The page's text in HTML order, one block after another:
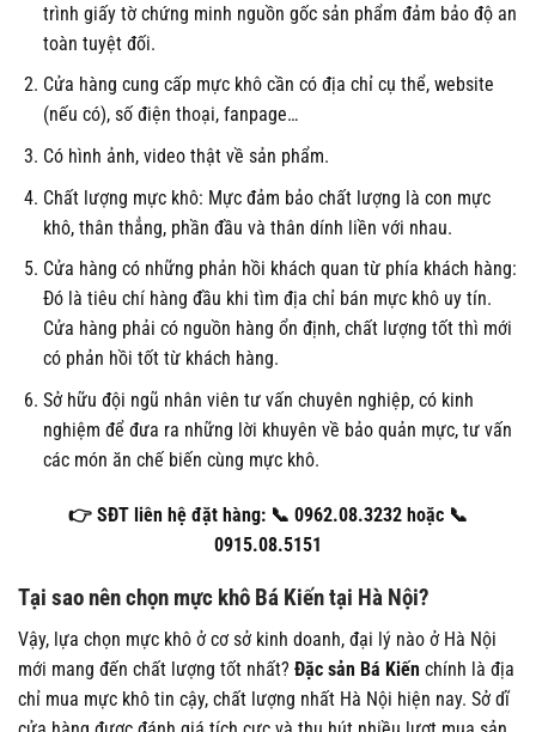
trình giấy tờ chứng minh nguồn gốc sản phẩm đảm bảo độ an
toàn tuyệt đối.
Cửa hàng cung cấp mực khô cần có địa chỉ cụ thể, website
(nếu có), số điện thoại, fanpage…
Có hình ảnh, video thật về sản phẩm.
Chất lượng mực khô: Mực đảm bảo chất lượng là con mực
khô, thân thẳng, phần đầu và thân dính liền với nhau.
Cửa hàng có những phản hồi khách quan từ phía khách hàng:
Đó là tiêu chí hàng đầu khi tìm địa chỉ bán mực khô uy tín.
Cửa hàng phải có nguồn hàng ổn định, chất lượng tốt thì mới
có phản hồi tốt từ khách hàng.
Sở hữu đội ngũ nhân viên tư vấn chuyên nghiệp, có kinh
nghiệm để đưa ra những lời khuyên về bảo quản mực, tư vấn
các món ăn chế biến cùng mực khô.
👉 SĐT liên hệ đặt hàng: 📞 0962.08.3232 hoặc 📞
0915.08.5151
Tại sao nên chọn mực khô Bá Kiến tại Hà Nội?
Vậy, lựa chọn mực khô ở cơ sở kinh doanh, đại lý nào ở Hà Nội
mới mang đến chất lượng tốt nhất? Đặc sản Bá Kiến chính là địa
chỉ mua mực khô tin cậy, chất lượng nhất Hà Nội hiện nay. Sở dĩ